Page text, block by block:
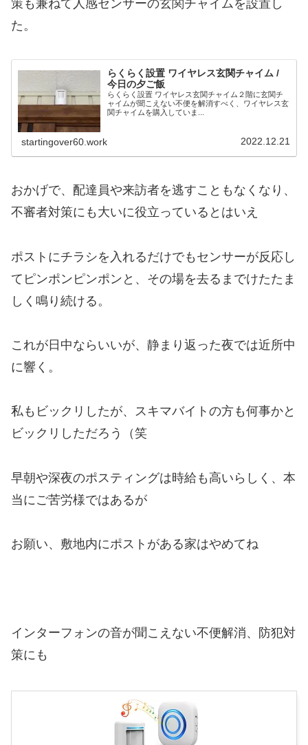
策も兼ねて人感センサーの玄関チャイムを設置し
た。
らくらく設置 ワイヤレス玄関チャイム /
今日の夕ご飯
らくらく設置 ワイヤレス玄関チャイム２階に玄関チ
ャイムが聞こえない不便を解消すべく、ワイヤレス玄
関チャイムを購入していま...
startingover60.work 2022.12.21
おかげで、配達員や来訪者を逃すこともなくなり、
不審者対策にも大いに役立っているとはいえ
ポストにチラシを入れるだけでもセンサーが反応し
てピンポンピンポンと、その場を去るまでけたたま
しく鳴り続ける。
これが日中ならいいが、静まり返った夜では近所中
に響く。
私もビックリしたが、スキマバイトの方も何事かと
ビックリしただろう（笑
早朝や深夜のポスティングは時給も高いらしく、本
当にご苦労様ではあるが
お願い、敷地内にポストがある家はやめてね
インターフォンの音が聞こえない不便解消、防犯対
策にも